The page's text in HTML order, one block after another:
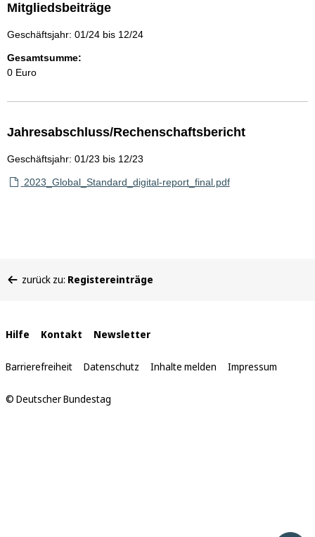
Mitgliedsbeiträge
Geschäftsjahr: 01/24 bis 12/24
Gesamtsumme:
0 Euro
Jahresabschluss/Rechenschaftsbericht
Geschäftsjahr: 01/23 bis 12/23
2023_Global_Standard_digital-report_final.pdf
befinden
zurück zu: Registereinträge
Interne
Links
Hilfe Kontakt Newsletter
Barrierefreiheit Datenschutz Inhalte melden Impressum
© Deutscher Bundestag